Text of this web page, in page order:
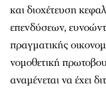
και διοχέτευση
επενδύσεων,
πραγματικής
νομοθετική
αναμένεται να έχει